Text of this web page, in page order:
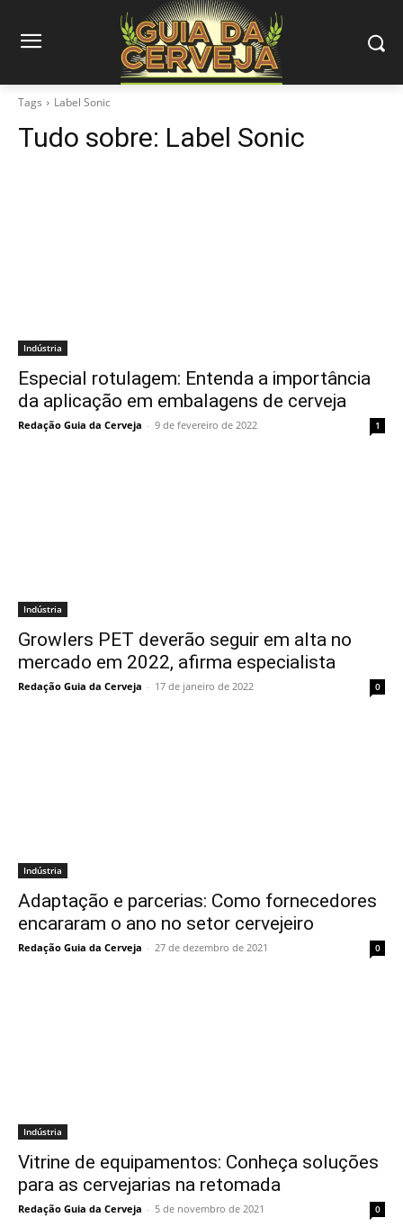
Tags Label Sonic
Tudo sobre: Label Sonic
Indústria
Especial rotulagem: Entenda a importância
da aplicação em embalagens de cerveja
Redação Guia da Cerveja - 9 de fevereiro de 2022 1
Indústria
Growlers PET deverão seguir em alta no
mercado em 2022, afirma especialista
Redação Guia da Cerveja - 17 de janeiro de 2022 0
Indústria
Adaptação e parcerias: Como fornecedores
encararam o ano no setor cervejeiro
Redação Guia da Cerveja - 27 de dezembro de 2021 0
Indústria
Vitrine de equipamentos: Conheça soluções
para as cervejarias na retomada
Redação Guia da Cerveja - 5 de novembro de 2021 0